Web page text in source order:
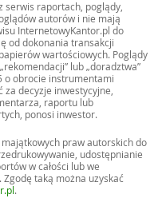
serwis raportach, poglądy,
autorów i nie mają
InternetowyKantor.pl do
od dokonania transakcji
wartościowych. Poglądy
lub „doradztwa”
o obrocie instrumentami
za decyzje inwestycyjne,
raportu lub
ponosi inwestor.
praw autorskich do
udostępnianie
w całości lub we
taką można uzyskać
.